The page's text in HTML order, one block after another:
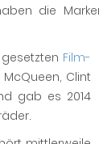
die
Film-
Clint
gab es 2014